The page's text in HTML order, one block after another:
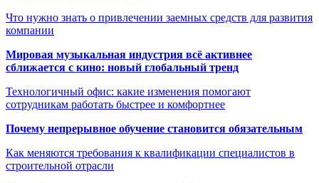
Что нужно знать о привлечении заемных средств для развития
компании
Мировая музыкальная индустрия всё активнее
сближается с кино: новый глобальный тренд
Технологичный офис: какие изменения помогают
сотрудникам работать быстрее и комфортнее
Почему непрерывное обучение становится обязательным
Как меняются требования к квалификации специалистов в
строительной отрасли